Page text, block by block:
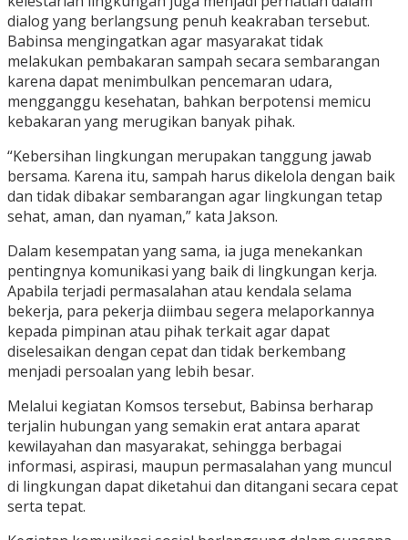
dialog yang berlangsung penuh keakraban tersebut.
Babinsa mengingatkan agar masyarakat tidak
melakukan pembakaran sampah secara sembarangan
karena dapat menimbulkan pencemaran udara,
mengganggu kesehatan, bahkan berpotensi memicu
kebakaran yang merugikan banyak pihak.
“Kebersihan lingkungan merupakan tanggung jawab
bersama. Karena itu, sampah harus dikelola dengan baik
dan tidak dibakar sembarangan agar lingkungan tetap
sehat, aman, dan nyaman,” kata Jakson.
Dalam kesempatan yang sama, ia juga menekankan
pentingnya komunikasi yang baik di lingkungan kerja.
Apabila terjadi permasalahan atau kendala selama
bekerja, para pekerja diimbau segera melaporkannya
kepada pimpinan atau pihak terkait agar dapat
diselesaikan dengan cepat dan tidak berkembang
menjadi persoalan yang lebih besar.
Melalui kegiatan Komsos tersebut, Babinsa berharap
terjalin hubungan yang semakin erat antara aparat
kewilayahan dan masyarakat, sehingga berbagai
informasi, aspirasi, maupun permasalahan yang muncul
di lingkungan dapat diketahui dan ditangani secara cepat
serta tepat.